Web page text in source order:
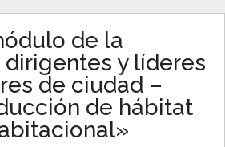
de la
dirigentes y líderes
de ciudad –
de hábitat